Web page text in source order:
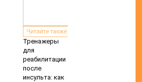
Читайте также:
Тренажеры
для
реабилитации
после
инсульта: как